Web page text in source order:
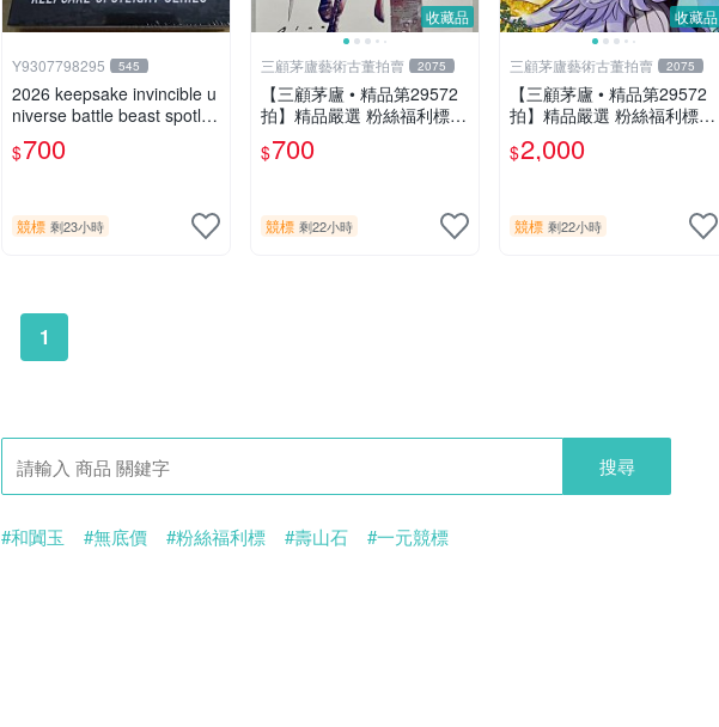
Y9307798295 545
2026 keepsake invincible u
niverse battle beast spotlig
ht 戰鬥野獸簽名盒卡
$700
競標 剩23小時
收藏品
三顧茅廬藝術古董拍賣 2075
【三顧茅廬 • 精品第29572
拍】精品嚴選 粉絲福利標
韓國排名前30名插畫家Pinn
作品～有作者親筆簽名！ 特
$700
競標 剩22小時
收藏品
三顧茅廬藝術古董拍賣 2075
【三顧茅廬 • 精品第29572
拍】精品嚴選 粉絲福利標
日本動漫大師 車田正美簽名
照片《聖鬥士星矢》！ 特惠
$2,000
競標 剩22小時
1
搜尋
#和闐玉 #無底價 #粉絲福利標 #壽山石 #一元競標